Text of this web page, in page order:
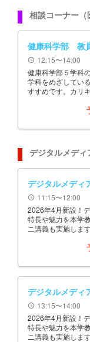
相談コーナー（
健康科学部 教
schedule 12:15〜14:00
健康科学部５学科
学科をめざしてい
すすめです。カリ
よる個別相談コー
デジタルメディ
デジタルメデ
schedule 11:15〜12:00
2026年4月新設！
特長や魅力を本学
ニ講義も実施しま
デジタルメデ
schedule 13:15〜14:00
2026年4月新設！
特長や魅力を本学
ニ講義も実施しま